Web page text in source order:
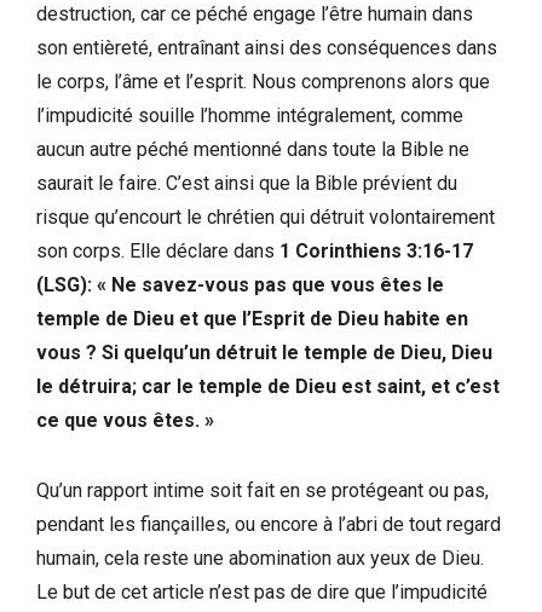
destruction, car ce péché engage l’être humain dans
son entièreté, entraînant ainsi des conséquences dans
le corps, l’âme et l’esprit. Nous comprenons alors que
l’impudicité souille l’homme intégralement, comme
aucun autre péché mentionné dans toute la Bible ne
saurait le faire. C’est ainsi que la Bible prévient du
risque qu’encourt le chrétien qui détruit volontairement
son corps. Elle déclare dans 1 Corinthiens 3:16-17
(LSG): « Ne savez-vous pas que vous êtes le
temple de Dieu et que l’Esprit de Dieu habite en
vous ? Si quelqu’un détruit le temple de Dieu, Dieu
le détruira; car le temple de Dieu est saint, et c’est
ce que vous êtes. »
Qu’un rapport intime soit fait en se protégeant ou pas,
pendant les fiançailles, ou encore à l’abri de tout regard
humain, cela reste une abomination aux yeux de Dieu.
Le but de cet article n’est pas de dire que l’impudicité